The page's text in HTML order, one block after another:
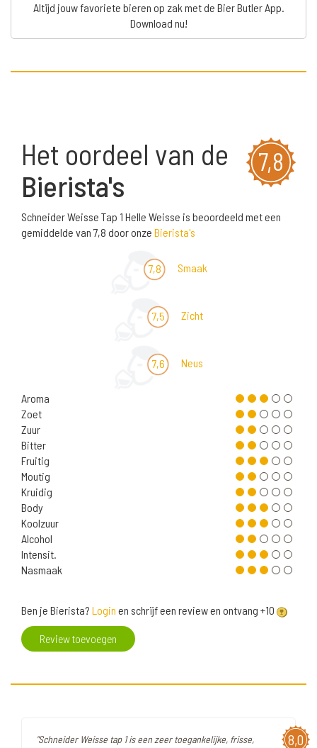
Altijd jouw favoriete bieren op zak met de Bier Butler App.
Download nu!
7,8
Het oordeel van de
Bierista's
Schneider Weisse Tap 1 Helle Weisse is beoordeeld met een
gemiddelde van 7,8 door onze Bierista's
7,8 Smaak
7,5 Zicht
7,6 Neus
Aroma
Zoet
Zuur
Bitter
Fruitig
Moutig
Kruidig
Body
Koolzuur
Alcohol
Intensit.
Nasmaak
Ben je Bierista? Login en schrijf een review en ontvang +10
Review toevoegen
8,0
"Schneider Weisse tap 1 is een zeer toegankelijke, frisse,